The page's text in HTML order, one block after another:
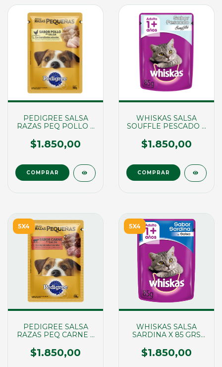
PEDIGREE SALSA
RAZAS PEQ POLLO X
$1.850,00
WHISKAS SALSA
SOUFFLE PESCADO X
$1.850,00
5X4
PEDIGREE SALSA
RAZAS PEQ CARNE X
$1.850,00
5X4
WHISKAS SALSA
SARDINA X 85 GRS
$1.850,00